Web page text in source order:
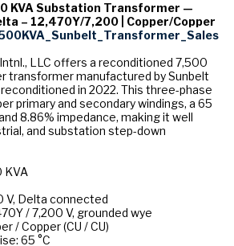
KVA Substation Transformer —
– 12,470Y/7,200 | Copper/Copper
LLC offers a reconditioned 7,500
transformer manufactured by Sunbelt
in 2022. This three-phase
primary and secondary windings, a 65
8.86% impedance, making it well
and substation step-down
KVA
V, Delta connected
/ 7,200 V, grounded wye
/ Copper (CU / CU)
65 °C